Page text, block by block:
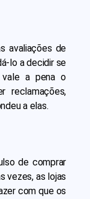
avaliações de
lo a decidir se
a pena o
reclamações,
a elas.
de comprar
vezes, as lojas
com que os